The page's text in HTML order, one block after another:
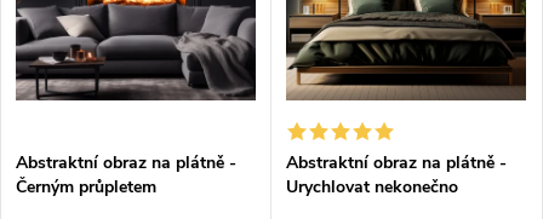
Abstraktní obraz na plátně -
Černým průpletem
Abstraktní obraz na plátně -
Urychlovat nekonečno